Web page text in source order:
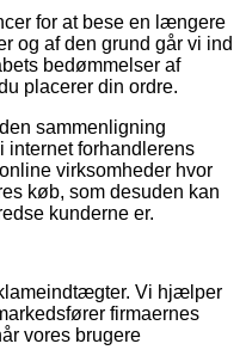
for at bese en længere
og af den grund går vi ind
bedømmelser af
placerer din ordre.
sammenligning
internet forhandlerens
virksomheder hvor
køb, som desuden kan
kunderne er.
Vi hjælper
firmaernes
vores brugere